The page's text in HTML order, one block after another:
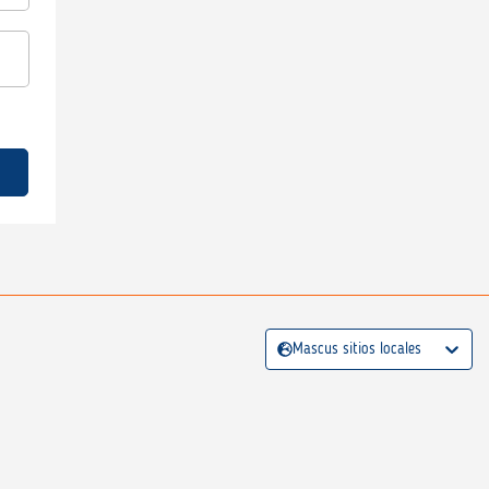
Mascus sitios locales